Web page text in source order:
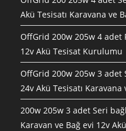
Akü Tesisatı Karavana ve
OffGrid 200w 205w 4 adet
12v Akü Tesisat Kurulumu
OffGrid 200w 205w 3 adet
24v Akü Tesisatı Karavana
200w 205w 3 adet Seri
Karavan ve Bağ evi 12v